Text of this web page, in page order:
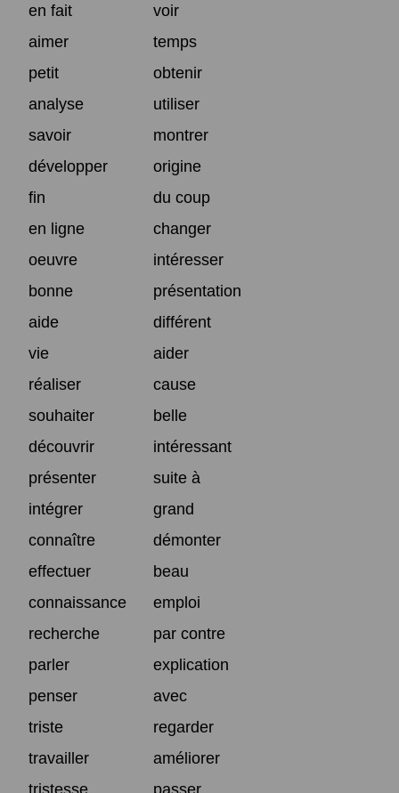
en fait
voir
aimer
temps
petit
obtenir
analyse
utiliser
savoir
montrer
développer
origine
fin
du coup
en ligne
changer
oeuvre
intéresser
bonne
présentation
aide
différent
vie
aider
réaliser
cause
souhaiter
belle
découvrir
intéressant
présenter
suite à
intégrer
grand
connaître
démonter
effectuer
beau
connaissance
emploi
recherche
par contre
parler
explication
penser
avec
triste
regarder
travailler
améliorer